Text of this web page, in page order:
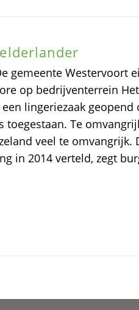
gemeente Westervoort
op bedrijventerrein
lingeriezaak geopend
toegestaan. Te
veel te omvangrijk.
in 2014 verteld, zegt